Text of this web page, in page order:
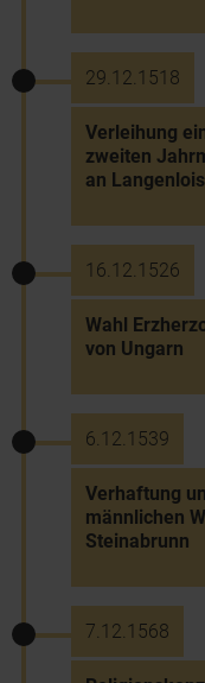
29.12.1518
Verleihung
zweiten
an Langenlois
16.12.1526
Wahl
von Ungarn
6.12.1539
Verhaftung
männlichen
Steinabrunn
7.12.1568